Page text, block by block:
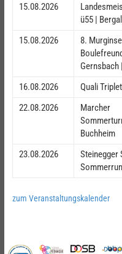
15.08.2026
ü55 |
15.08.2026
8.
Gernsbach
16.08.2026
Quali
22.08.2026
Marcher
Buchheim
23.08.2026
Steinegger
zum Veranstaltungskalender